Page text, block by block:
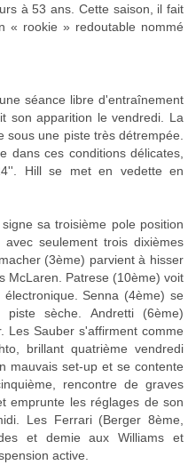
à 53 ans. Cette saison, il fait
« rookie » redoutable nommé
séance libre d'entraînement
son apparition le vendredi. La
sous une piste très détrempée.
dans ces conditions délicates,
Hill se met en vedette en
sa troisième pole position
seulement trois dixièmes
(3ème) parvient à hisser
McLaren. Patrese (10ème) voit
Senna (4ème) se
sèche. Andretti (6ème)
Les Sauber s'affirment comme
brillant quatrième vendredi
mauvais set-up et se contente
rencontre de graves
emprunte les réglages de son
Les Ferrari (Berger 8ème,
et demie aux Williams et
active.